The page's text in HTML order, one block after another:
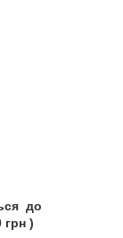
входить
до
)